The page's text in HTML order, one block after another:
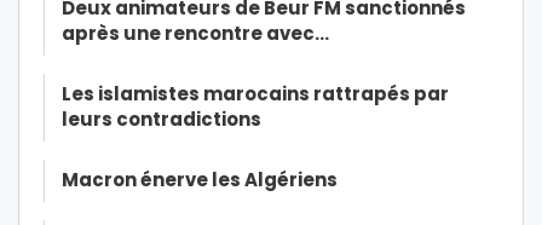
Deux animateurs de Beur FM sanctionnés
après une rencontre avec…
Les islamistes marocains rattrapés par
leurs contradictions
Macron énerve les Algériens